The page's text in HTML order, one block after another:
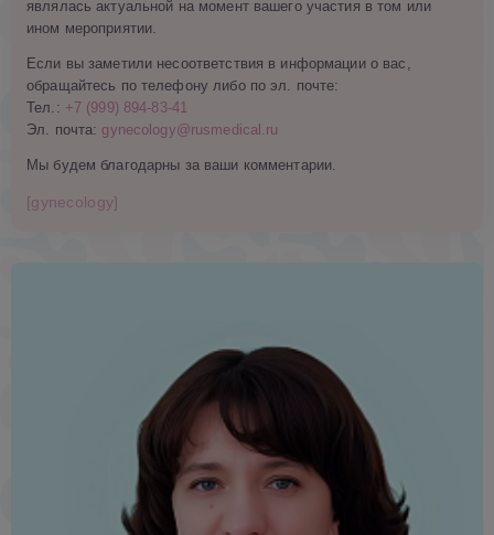
являлась актуальной на момент вашего участия в том или
ином мероприятии.
Если вы заметили несоответствия в информации о вас,
обращайтесь по телефону либо по эл. почте:
Тел.: +7 (999) 894-83-41
Эл. почта: gynecology@rusmedical.ru
Мы будем благодарны за ваши комментарии.
[gynecology]